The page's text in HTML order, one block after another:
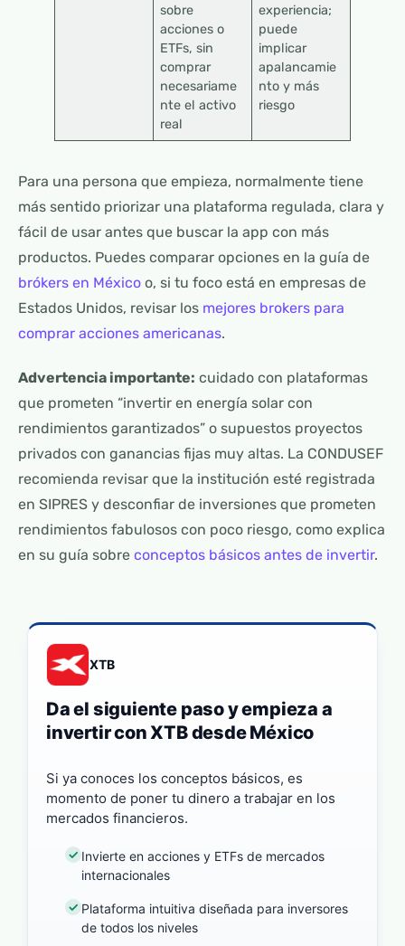
sobre
acciones o
ETFs, sin
comprar
necesariame
nte el activo
real
experiencia;
puede
implicar
apalancamie
nto y más
riesgo
Para una persona que empieza, normalmente tiene
más sentido priorizar una plataforma regulada, clara y
fácil de usar antes que buscar la app con más
productos. Puedes comparar opciones en la guía de
brókers en México o, si tu foco está en empresas de
Estados Unidos, revisar los mejores brokers para
comprar acciones americanas.
Advertencia importante: cuidado con plataformas
que prometen “invertir en energía solar con
rendimientos garantizados” o supuestos proyectos
privados con ganancias fijas muy altas. La CONDUSEF
recomienda revisar que la institución esté registrada
en SIPRES y desconfiar de inversiones que prometen
rendimientos fabulosos con poco riesgo, como explica
en su guía sobre conceptos básicos antes de invertir.
XTB
Da el siguiente paso y empieza a
invertir con XTB desde México
Si ya conoces los conceptos básicos, es
momento de poner tu dinero a trabajar en los
mercados financieros.
Invierte en acciones y ETFs de mercados
internacionales
Plataforma intuitiva diseñada para inversores
de todos los niveles